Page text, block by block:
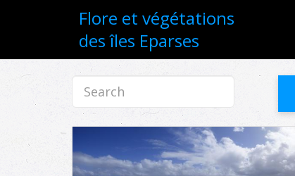
Flore et végétations
des îles Eparses